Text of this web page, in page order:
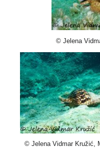
© Jelena
© Jelena Vidmar Kružić,